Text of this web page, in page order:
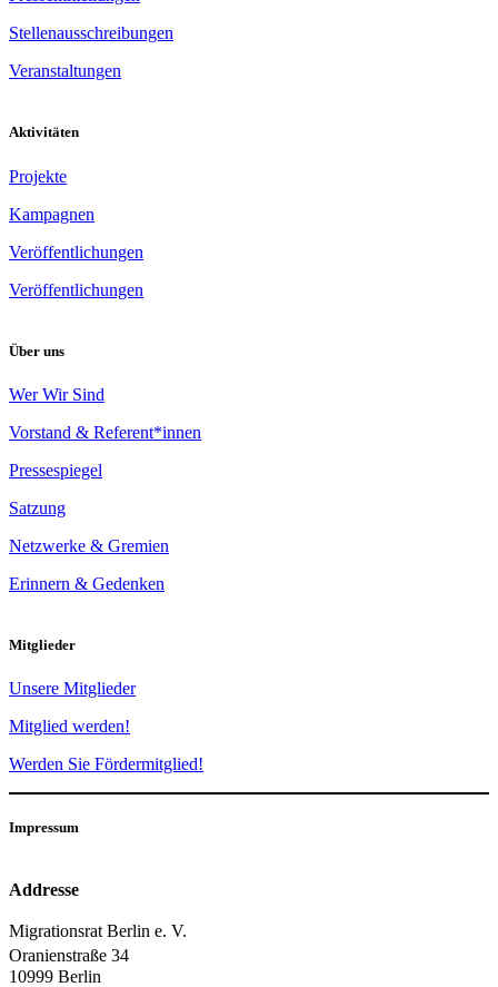
Stellenausschreibungen
Veranstaltungen
Aktivitäten
Projekte
Kampagnen
Veröffentlichungen
Veröffentlichungen
Über uns
Wer Wir Sind
Vorstand & Referent*innen
Pressespiegel
Satzung
Netzwerke & Gremien
Erinnern & Gedenken
Mitglieder
Unsere Mitglieder
Mitglied werden!
Werden Sie Fördermitglied!
Impressum
Addresse
Migrationsrat Berlin e. V.
Oranienstraße 34
10999 Berlin